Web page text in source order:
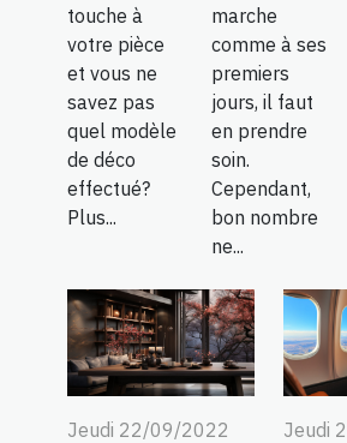
touche à
votre pièce
et vous ne
savez pas
quel modèle
de déco
effectué?
Plus...
marche
comme à ses
premiers
jours, il faut
en prendre
soin.
Cependant,
bon nombre
ne...
Jeudi 22/09/2022
Jeudi